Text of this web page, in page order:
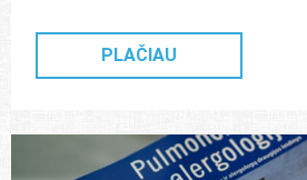
(penktadienis) Organizatoriai:
mokslų universitetas Lietuvos
– 12 10 Atidarymas 12 10 –
LOPL tarpspecialybinio
PLAČIAU